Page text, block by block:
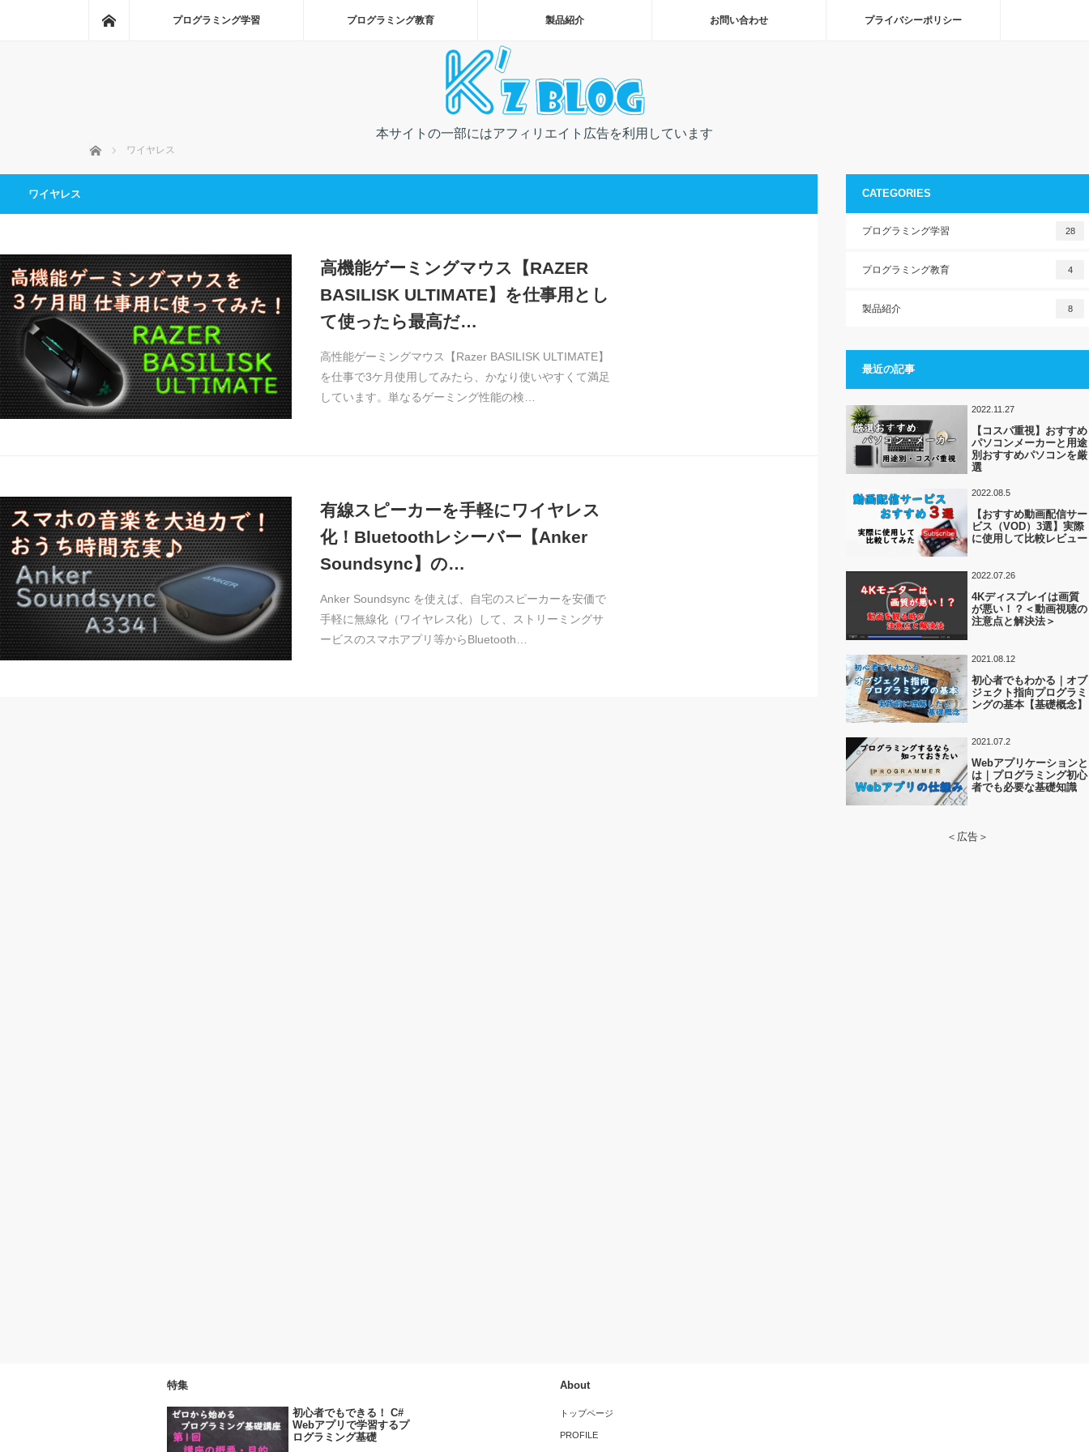
プログラミング学習 プログラミング教育 製品紹介 お問い合わせ プライバシーポリシー
本サイトの一部にはアフィリエイト広告を利用しています
ホーム ワイヤレス
ワイヤレス
高機能ゲーミングマウス【RAZER
BASILISK ULTIMATE】を仕事用とし
て使ったら最高だ…
高性能ゲーミングマウス【Razer BASILISK ULTIMATE】
を仕事で3ケ月使用してみたら、かなり使いやすくて満足
しています。単なるゲーミング性能の検…
有線スピーカーを手軽にワイヤレス
化！Bluetoothレシーバー【Anker
Soundsync】の…
Anker Soundsync を使えば、自宅のスピーカーを安価で
手軽に無線化（ワイヤレス化）して、ストリーミングサ
ービスのスマホアプリ等からBluetooth…
CATEGORIES
プログラミング学習 28
プログラミング教育 4
製品紹介 8
最近の記事
2022.11.27
【コスパ重視】おすすめ
パソコンメーカーと用途
別おすすめパソコンを厳
選
2022.08.5
【おすすめ動画配信サー
ビス（VOD）3選】実際
に使用して比較レビュー
2022.07.26
4Kディスプレイは画質
が悪い！？＜動画視聴の
注意点と解決法＞
2021.08.12
初心者でもわかる｜オブ
ジェクト指向プログラミ
ングの基本【基礎概念】
2021.07.2
Webアプリケーションと
は｜プログラミング初心
者でも必要な基礎知識
特集
初心者でもできる！ C#
Webアプリで学習するプ
ログラミング基礎
About
トップページ
PROFILE